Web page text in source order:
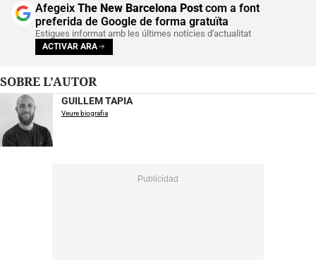
Afegeix The New Barcelona Postcom a font
preferida de Google de forma gratuïta
Estigues informat amb les últimes notícies d'actualitat
ACTIVAR ARA
SOBRE L'AUTOR
GUILLEM TAPIA
Veure biografia